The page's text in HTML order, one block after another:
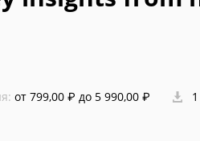
от 799,00 ₽ до 5 990,00 ₽